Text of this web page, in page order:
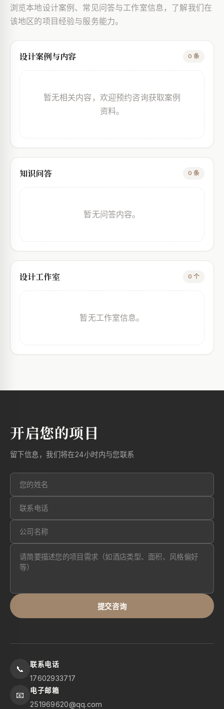
浏览本地设计案例、常见问答与工作室信息，了解我们在
该地区的项目经验与服务能力。
设计案例与内容 0 条
暂无相关内容，欢迎预约咨询获取案例
资料。
知识问答 0 条
暂无问答内容。
设计工作室 0 个
暂无工作室信息。
开启您的项目
留下信息，我们将在24小时内与您联系
提交咨询
📞 联系电话
17602933717
📧 电子邮箱
251969620@qq.com